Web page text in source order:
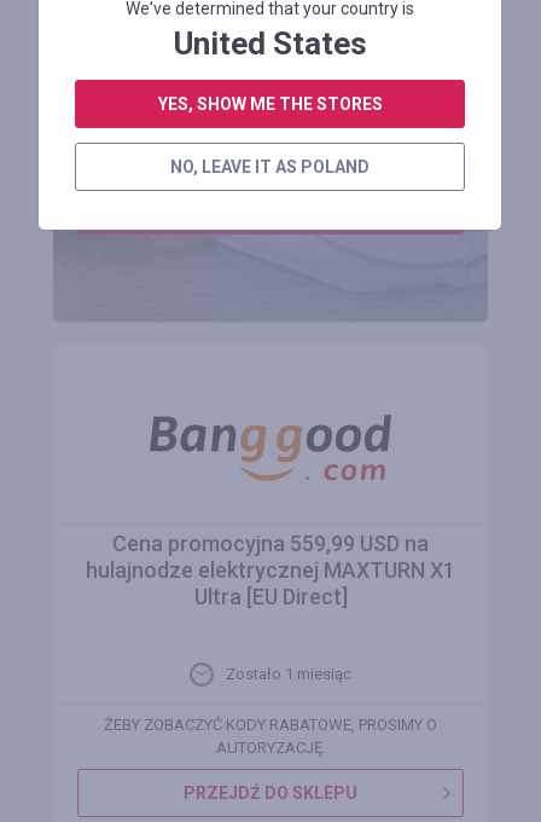
Otrzymuj korzyści
do 50%
Cena promocyjna 559,99 USD na
hulajnodze elektrycznej MAXTURN X1
Ultra [EU Direct]
Zostało 1 miesiąc
ŻEBY ZOBACZYĆ KODY RABATOWE, PROSIMY O
AUTORYZACJĘ.
PRZEJDŹ DO SKLEPU
We've determined that your country is
United States
YES, SHOW ME THE STORES
NO, LEAVE IT AS POLAND